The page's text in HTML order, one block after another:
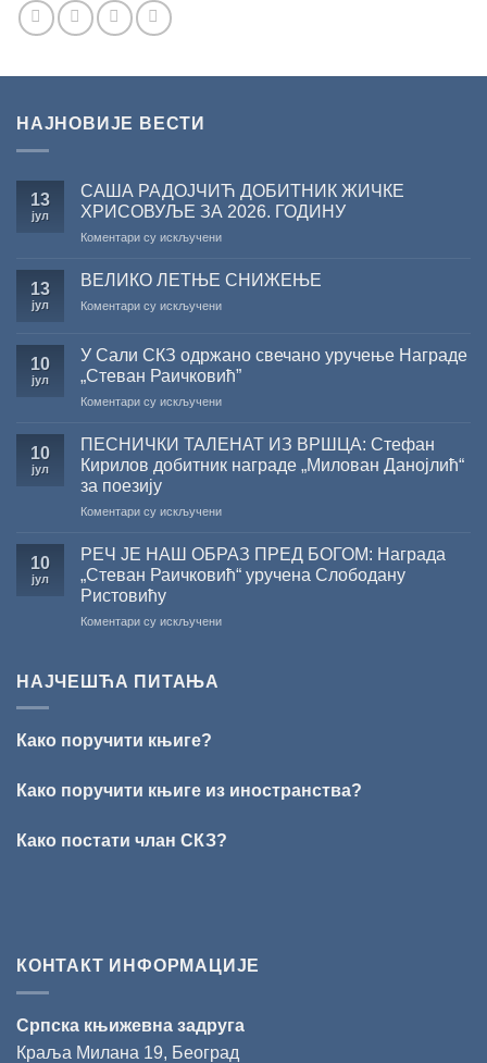
НАЈНОВИЈЕ ВЕСТИ
13
јул
САША РАДОЈЧИЋ ДОБИТНИК ЖИЧКЕ
ХРИСОВУЉЕ ЗА 2026. ГОДИНУ
Коментари су искљученина
РАДОЈЧИЋ
ЖИЧКЕ
2026.
ГОДИНУ
13
јул
ВЕЛИКО ЛЕТЊЕ СНИЖЕЊЕ
Коментари су искљученина
СНИЖЕЊЕ
10
јул
У Сали СКЗ одржано свечано уручење Награде
„Стеван Раичковић”
Коментари су искљученина
Сали
одржано
уручење
„Стеван
Раичковић”
10
јул
ПЕСНИЧКИ ТАЛЕНАТ ИЗ ВРШЦА: Стефан
Кирилов добитник награде „Милован Данојлић“
за поезију
Коментари су искљученина
ТАЛЕНАТ
ИЗ
ВРШЦА:
Кирилов
10
јул
РЕЧ ЈЕ НАШ ОБРАЗ ПРЕД БОГОМ: Награда
„Стеван Раичковић“ уручена Слободану
Ристовићу
Коментари су искљученина
Раичковић“
Ристовићу
НАЈЧЕШЋА ПИТАЊА
Како поручити књиге?
Како поручити књиге из иностранства?
Како постати члан СКЗ?
КОНТАКТ ИНФОРМАЦИЈЕ
Српска књижевна задруга
Краља Милана 19, Београд